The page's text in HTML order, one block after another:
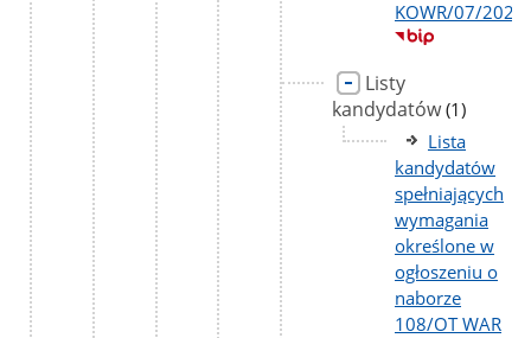
KOWR/07/2026
Listy
kandydatówliczba
podstron
(1)
Lista
kandydatów
spełniających
wymagania
określone w
ogłoszeniu o
naborze
108/OT WAR